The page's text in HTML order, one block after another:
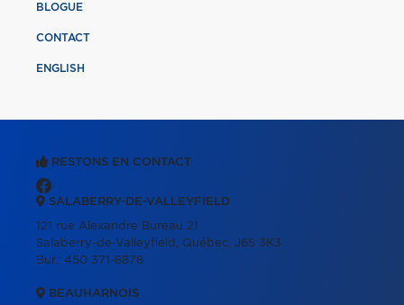
BLOGUE
CONTACT
ENGLISH
RESTONS EN CONTACT
SALABERRY-DE-VALLEYFIELD
121 rue Alexandre Bureau 21
Salaberry-de-Valleyfield, Québec, J6S 3K3
Bur.: 450 371-8878
BEAUHARNOIS